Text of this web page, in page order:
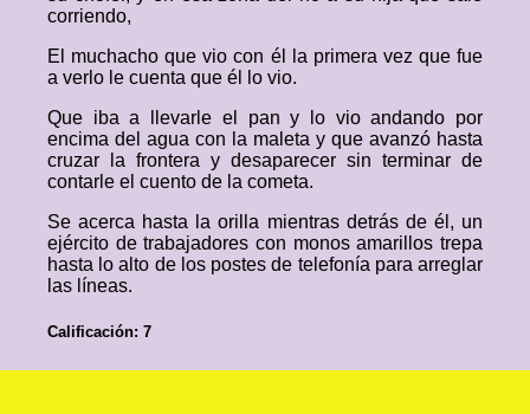
corriendo,
El muchacho que vio con él la primera vez que fue
a verlo le cuenta que él lo vio.
Que iba a llevarle el pan y lo vio andando por
encima del agua con la maleta y que avanzó hasta
cruzar la frontera y desaparecer sin terminar de
contarle el cuento de la cometa.
Se acerca hasta la orilla mientras detrás de él, un
ejército de trabajadores con monos amarillos trepa
hasta lo alto de los postes de telefonía para arreglar
las líneas.
Calificación: 7